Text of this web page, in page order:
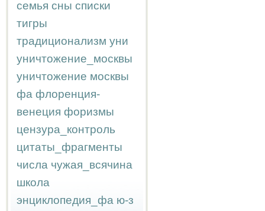
семья сны списки
тигры
традиционализм уни
уничтожение_москвы
уничтожение москвы
фа флоренция-
венеция форизмы
цензура_контроль
цитаты_фрагменты
числа чужая_всячина
школа
энциклопедия_фа ю-з